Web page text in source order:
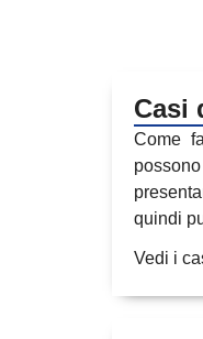
Casi
Come
quindi
Vedi i